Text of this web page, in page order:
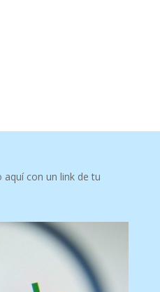
con un link de tu